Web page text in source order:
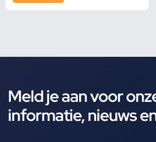
Meld je aan voor
informatie, nieuws